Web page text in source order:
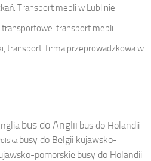
Transport mebli w Lublinie
transportowe: transport mebli
transport: firma przeprowadzkowa w
bus do Anglii bus do Holandii
busy do Belgii kujawsko-
pomorskie busy do Holandii